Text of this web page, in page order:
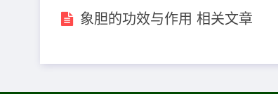
象胆的功效与作用 相关文章